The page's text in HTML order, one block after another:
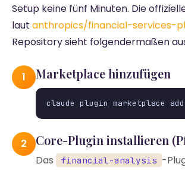
Setup keine fünf Minuten. Die
laut anthropics/financial-services-
Repository sieht folgendermaßen
1 Marketplace hinzufügen
claude plugin marketplace
2 Core-Plugin installieren
Das financial-analysis -